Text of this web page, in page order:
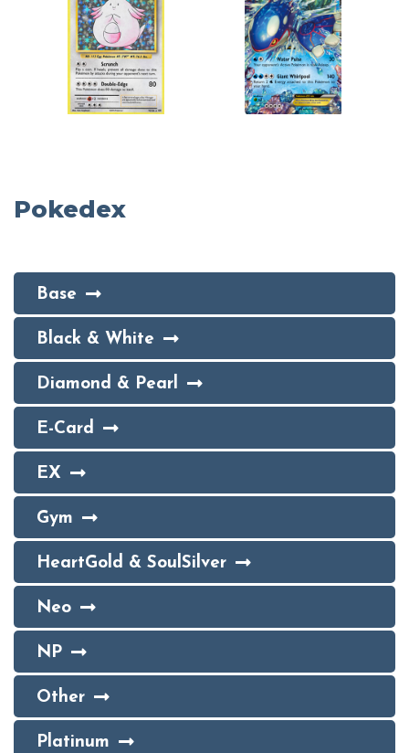
Pokedex
Base
Black & White
Diamond & Pearl
E-Card
EX
Gym
HeartGold & SoulSilver
Neo
NP
Other
Platinum